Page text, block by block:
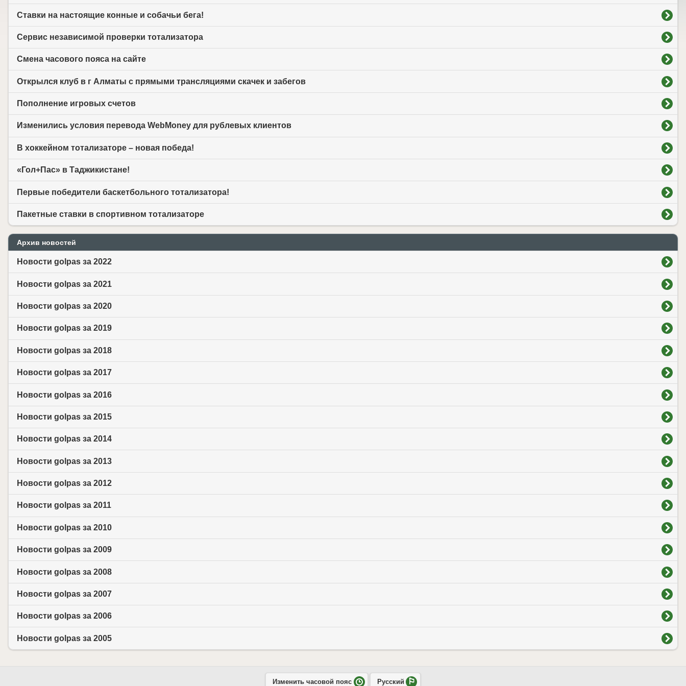
Ставки на настоящие конные и собачьи бега!
Сервис независимой проверки тотализатора
Смена часового пояса на сайте
Открылся клуб в г Алматы с прямыми трансляциями скачек и забегов
Пополнение игровых счетов
Изменились условия перевода WebMoney для рублевых клиентов
В хоккейном тотализаторе – новая победа!
«Гол+Пас» в Таджикистане!
Первые победители баскетбольного тотализатора!
Пакетные ставки в спортивном тотализаторе
Архив новостей
Новости golpas за 2022
Новости golpas за 2021
Новости golpas за 2020
Новости golpas за 2019
Новости golpas за 2018
Новости golpas за 2017
Новости golpas за 2016
Новости golpas за 2015
Новости golpas за 2014
Новости golpas за 2013
Новости golpas за 2012
Новости golpas за 2011
Новости golpas за 2010
Новости golpas за 2009
Новости golpas за 2008
Новости golpas за 2007
Новости golpas за 2006
Новости golpas за 2005
Изменить часовой пояс Русский